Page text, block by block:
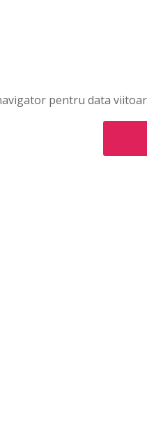
pentru data